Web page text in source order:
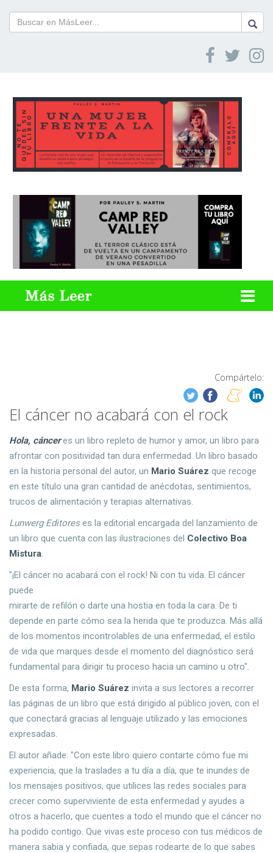
Compártelo:
El cáncer no acabará con el rock
Hola, cánceres un libro repleto de humor y amor, un libro para
afrontar con positividad tan dura enfermedad. Un libro basado
en la historia personal del autor, un Mario Suárez que recoge
en este título una gran cantidad de anécdotas, sentimientos,
trucos de alimentación y terapias alternativas.
Lunwerg Editoreses la editorial encargada del lanzamiento de
un libro que cuenta con las ilustraciones del Colectivo Boa
Mistura.
"¡El cáncer no acabará con el rock! Ni con tu vida. El cáncer
puede
mirarte de refilón o darte una hostia en toda la cara. De ti
depende en parte cómo sea la herida que te produzca. Más allá
de los momentos incontrolables de una enfermedad, el estilo
de vida que marques desde el momento del diagnóstico será
fundamental para dirigir tu proceso hacia un camino u otro".
De esta forma, Mario Suárez invita a sus lectores a recorrer
las páginas de un libro que está dirigido al público joven, con el
que conectará gracias al lenguaje utilizado y las emociones
expresadas.
El autor añade: "Con este libro quiero contarte cómo fue mi
experiencia, que la traslades a tu día a día, que te inundes de
los mensajes positivos, que utilices las redes sociales para
crecer como superviviente de esta enfermedad y ayudes a
otros a hacerlo, que cuentes a todo el mundo que el cáncer no
ha podido contigo. Que vivas este proceso con tus médicos de
manera sabia y confiada, que sepas rodearte de lo que sabes